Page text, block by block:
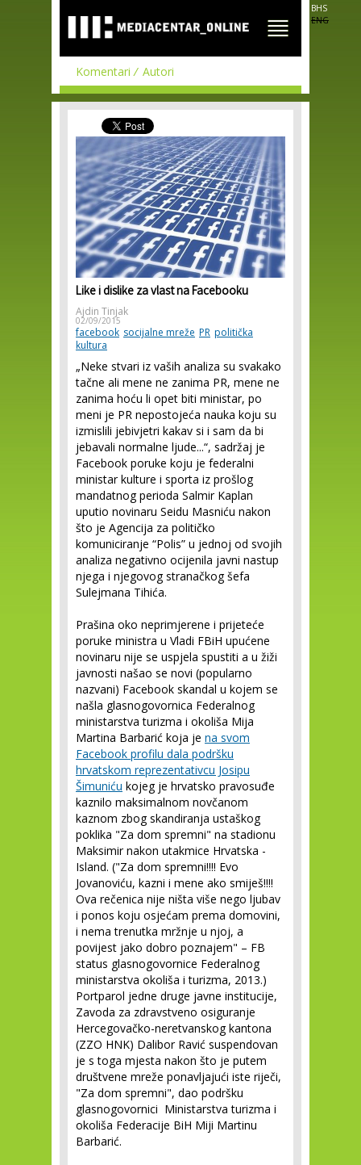
main
content
BHS
ENG
Komentari Autori
Like i dislike za vlast na Facebooku
Ajdin Tinjak
02/09/2015
facebook socijalne mreže PR politička
kultura
„Neke stvari iz vaših analiza su svakako
tačne ali mene ne zanima PR, mene ne
zanima hoću li opet biti ministar, po
meni je PR nepostojeća nauka koju su
izmislili jebivjetri kakav si i sam da bi
jebavali normalne ljude...“, sadržaj je
Facebook poruke koju je federalni
ministar kulture i sporta iz prošlog
mandatnog perioda Salmir Kaplan
uputio novinaru Seidu Masniću nakon
što je Agencija za političko
komuniciranje “Polis” u jednoj od svojih
analiza negativno ocijenila javni nastup
njega i njegovog stranačkog šefa
Sulejmana Tihića.
Prašina oko neprimjerene i prijeteće
poruke ministra u Vladi FBiH upućene
novinaru nije se uspjela spustiti a u žiži
javnosti našao se novi (popularno
nazvani) Facebook skandal u kojem se
našla glasnogovornica Federalnog
ministarstva turizma i okoliša Mija
Martina Barbarić koja je na svom
Facebook profilu dala podršku
hrvatskom reprezentativcu Josipu
Šimuniću kojeg je hrvatsko pravosuđe
kaznilo maksimalnom novčanom
kaznom zbog skandiranja ustaškog
poklika "Za dom spremni" na stadionu
Maksimir nakon utakmice Hrvatska -
Island. ("Za dom spremni!!!! Evo
Jovanoviću, kazni i mene ako smiješ!!!!
Ova rečenica nije ništa više nego ljubav
i ponos koju osjećam prema domovini,
i nema trenutka mržnje u njoj, a
povijest jako dobro poznajem" – FB
status glasnogovornice Federalnog
ministarstva okoliša i turizma, 2013.)
Portparol jedne druge javne institucije,
Zavoda za zdravstveno osiguranje
Hercegovačko-neretvanskog kantona
(ZZO HNK) Dalibor Ravić suspendovan
je s toga mjesta nakon što je putem
društvene mreže ponavljajući iste riječi,
"Za dom spremni", dao podršku
glasnogovornici Ministarstva turizma i
okoliša Federacije BiH Miji Martinu
Barbarić.